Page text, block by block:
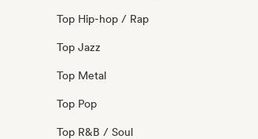
Top Hip-hop / Rap
Top Jazz
Top Metal
Top Pop
Top R&B / Soul